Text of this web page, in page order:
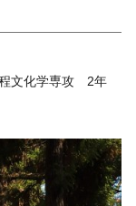
程文化学専攻 2年